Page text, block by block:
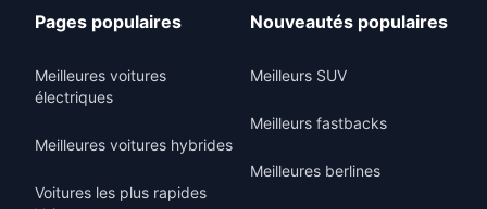
Pages populaires
Meilleures voitures
électriques
Meilleures voitures hybrides
Voitures les plus rapides
Nouveautés populaires
Meilleurs SUV
Meilleurs fastbacks
Meilleures berlines